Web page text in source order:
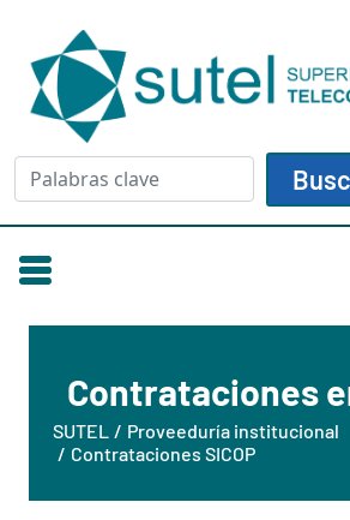
Buscar
Contrataciones
SUTEL
Proveeduría institucional
Contrataciones SICOP